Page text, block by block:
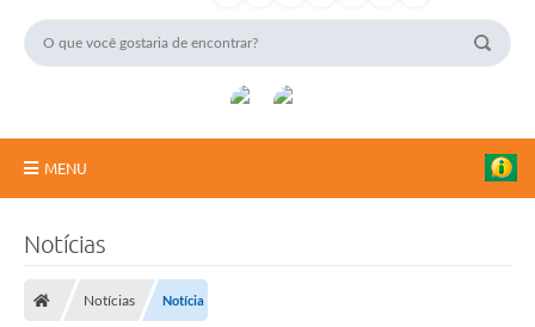
MENU
Rádio Cultura FM
Notícias
Notícias Notícia